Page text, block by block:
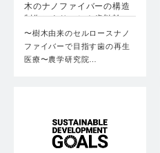
木のナノファイバーの構造
制御により、ヒト歯髄幹
細…
〜樹木由来のセルロースナノ
ファイバーで目指す歯の再生
医療〜農学研究院…